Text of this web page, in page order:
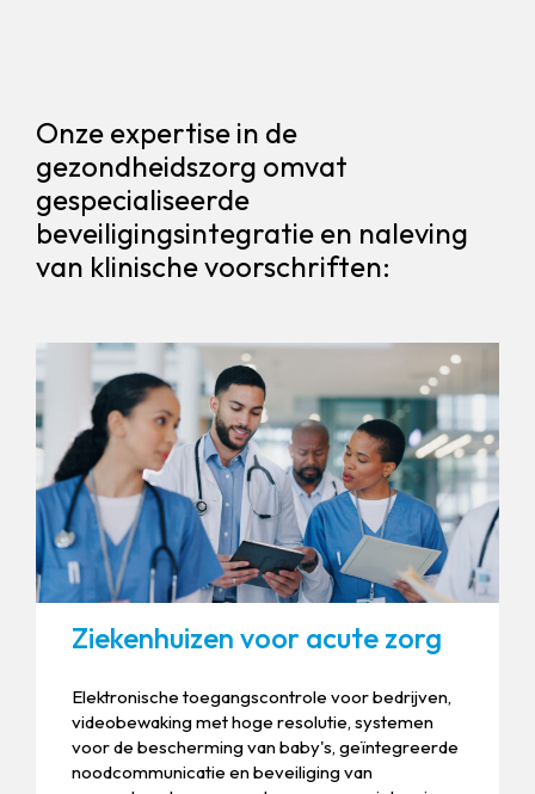
Onze expertise in de
gezondheidszorg omvat
gespecialiseerde
beveiligingsintegratie en naleving
van klinische voorschriften:
Ziekenhuizen voor acute zorg
Elektronische toegangscontrole voor bedrijven,
videobewaking met hoge resolutie, systemen
voor de bescherming van baby's, geïntegreerde
noodcommunicatie en beveiliging van